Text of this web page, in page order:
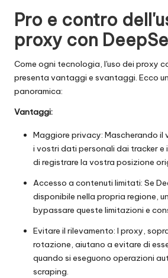
Pro e contro
proxy con
Come ogni tecnologia, l'uso dei proxy
presenta vantaggi e svantaggi. Ecco
panoramica:
Vantaggi:
Maggiore privacy: Mascherando il
i vostri dati personali dai tracker e
di registrare la vostra posizione
Accesso a contenuti limitati: Se
disponibile nella propria regione,
bypassare queste limitazioni e
Evitare il rilevamento: I proxy,
rotazione, aiutano a evitare di
quando si eseguono operazioni
scraping.